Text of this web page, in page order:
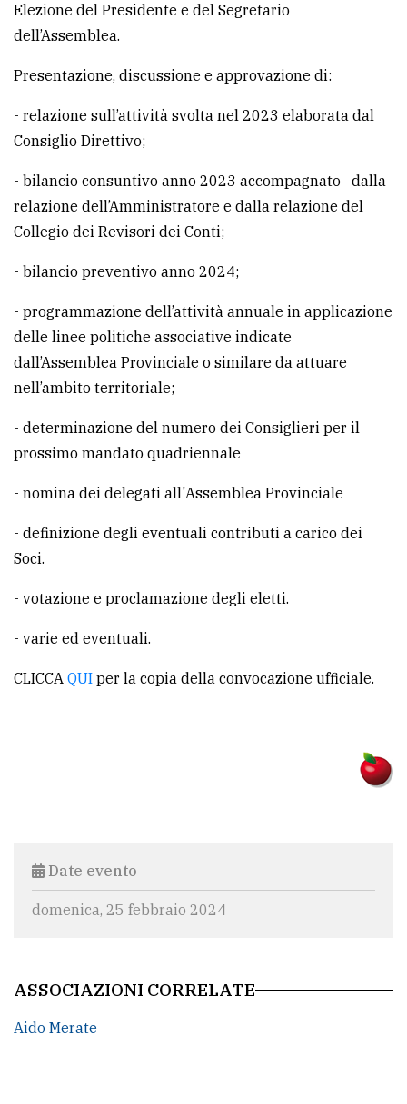
avanzata
LE
PRIVACY
policy
Cookie
policy
Elezione del Presidente e del Segretario
dell’Assemblea.
Presentazione, discussione e approvazione di:
- relazione sull’attività svolta nel 2023 elaborata dal
Consiglio Direttivo;
- bilancio consuntivo anno 2023 accompagnato dalla
relazione dell’Amministratore e dalla relazione del
Collegio dei Revisori dei Conti;
- bilancio preventivo anno 2024;
- programmazione dell’attività annuale in applicazione
delle linee politiche associative indicate
dall’Assemblea Provinciale o similare da attuare
nell’ambito territoriale;
- determinazione del numero dei Consiglieri per il
prossimo mandato quadriennale
- nomina dei delegati all'Assemblea Provinciale
- definizione degli eventuali contributi a carico dei
Soci.
- votazione e proclamazione degli eletti.
- varie ed eventuali.
CLICCA QUI per la copia della convocazione ufficiale.
Date evento
domenica, 25 febbraio 2024
ASSOCIAZIONI CORRELATE
Aido Merate